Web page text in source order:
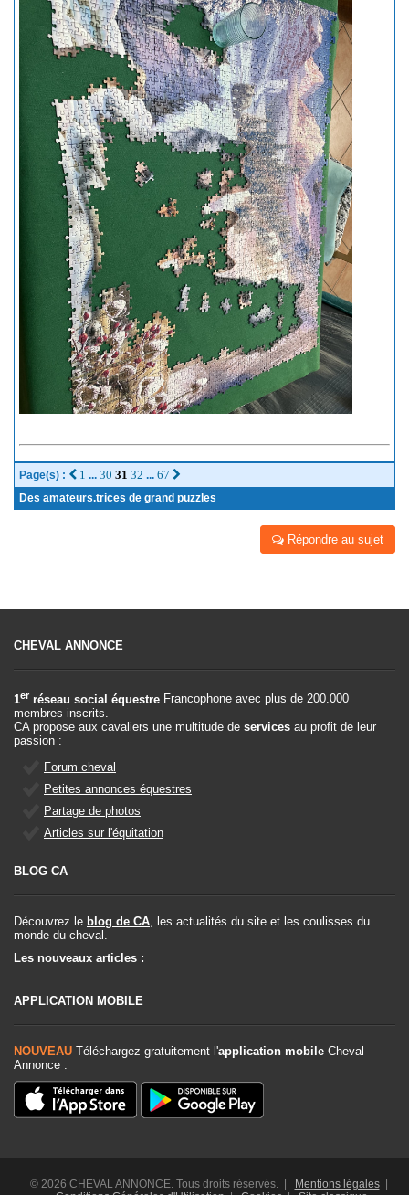
Page(s) : 1 ... 30 31 32 ... 67
Des amateurs.trices de grand puzzles
Répondre au sujet
CHEVAL ANNONCE
1er réseau social équestre Francophone avec plus de 200.000
membres inscrits.
CA propose aux cavaliers une multitude de services au profit de leur
passion :
Forum cheval
Petites annonces équestres
Partage de photos
Articles sur l'équitation
BLOG CA
Découvrez le blog de CA , les actualités du site et les coulisses du
monde du cheval.
Les nouveaux articles :
APPLICATION MOBILE
NOUVEAU Téléchargez gratuitement l'application mobile Cheval
Annonce :
© 2026 CHEVAL ANNONCE. Tous droits réservés. | Mentions légales|